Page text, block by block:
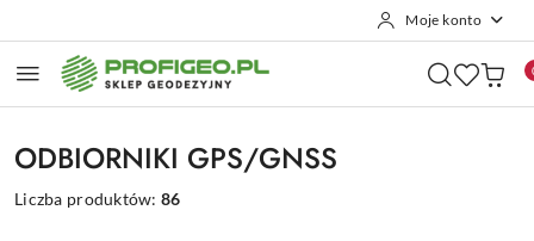
Moje konto
ODBIORNIKI GPS/GNSS
Liczba produktów:86